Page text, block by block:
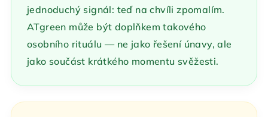
jednoduchý signál: teď na chvíli zpomalím.
ATgreen může být doplňkem takového
osobního rituálu — ne jako řešení únavy, ale
jako součást krátkého momentu svěžesti.